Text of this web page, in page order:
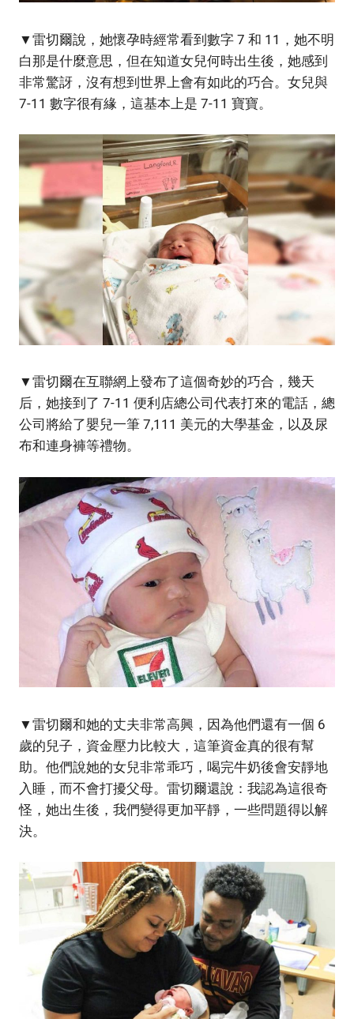
▼雷切爾說，她懷孕時經常看到數字 7 和 11，她不明
白那是什麼意思，但在知道女兒何時出生後，她感到
非常驚訝，沒有想到世界上會有如此的巧合。女兒與
7-11 數字很有緣，這基本上是 7-11 寶寶。
▼雷切爾在互聯網上發布了這個奇妙的巧合，幾天
后，她接到了 7-11 便利店總公司代表打來的電話，總
公司將給了嬰兒一筆 7,111 美元的大學基金，以及尿
布和連身褲等禮物。
▼雷切爾和她的丈夫非常高興，因為他們還有一個 6
歲的兒子，資金壓力比較大，這筆資金真的很有幫
助。他們說她的女兒非常乖巧，喝完牛奶後會安靜地
入睡，而不會打擾父母。雷切爾還說：我認為這很奇
怪，她出生後，我們變得更加平靜，一些問題得以解
決。